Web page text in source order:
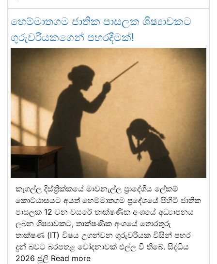
හෙම්මාතගම ජාතික පාසලක ශිෂ්‍යාවකට
ගුරුවරියකගෙන් පහරදීමක්!
කෑගල්ල දිස්ත්‍රික්කයේ මාවනැල්ල ප්‍රාදේශීය ලේකම්
කොට්ඨාසයට අයත් හෙම්මාතගම ප්‍රදේශයේ පිහිටි ජාතික
පාසලක 12 වන වසරේ තාක්ෂණික අංශයේ අධ්‍යාපනය
ලබන ශිෂ්‍යාවකට, තාක්ෂණික අංශයේ තොරතුරු
තාක්ෂණ (IT) විෂය උගන්වන ගුරුවරියක විසින් පහර
දුන් බවට බරපතළ චෝදනාවක් එල්ල වී තිබේ. සිද්ධිය
2026 ජූලි Read more